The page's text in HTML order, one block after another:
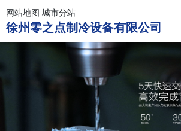
网站地图 城市分站
徐州零之点制冷设备有限公司